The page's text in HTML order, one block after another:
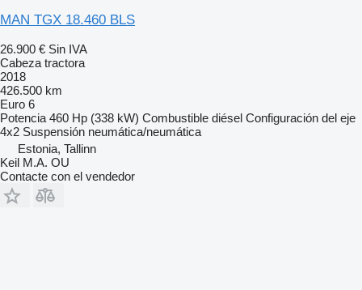
MAN TGX 18.460 BLS
26.900 € Sin IVA
Cabeza tractora
2018
426.500 km
Euro 6
Potencia 460 Hp (338 kW) Combustible diésel Configuración del eje
4x2 Suspensión neumática/neumática
Estonia, Tallinn
Keil M.A. OU
Contacte con el vendedor